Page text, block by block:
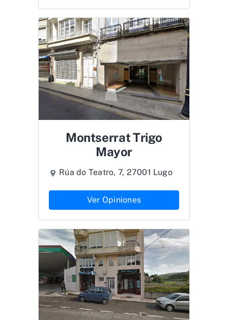
Montserrat Trigo
Mayor
Rúa do Teatro, 7, 27001 Lugo
Ver Opiniones